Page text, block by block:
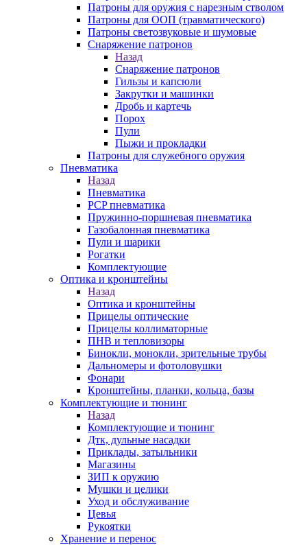
Патроны для оружия с нарезным стволом
Патроны для ООП (травматического)
Патроны светозвуковые и шумовые
Снаряжение патронов
Назад
Снаряжение патронов
Гильзы и капсюли
Закрутки и машинки
Дробь и картечь
Порох
Пули
Пыжи и прокладки
Патроны для служебного оружия
Пневматика
Назад
Пневматика
PCP пневматика
Пружинно-поршневая пневматика
Газобалонная пневматика
Пули и шарики
Рогатки
Комплектующие
Оптика и кронштейны
Назад
Оптика и кронштейны
Прицелы оптические
Прицелы коллиматорные
ПНВ и тепловизоры
Бинокли, монокли, зрительные трубы
Дальномеры и фотоловушки
Фонари
Кронштейны, планки, кольца, базы
Комплектующие и тюнинг
Назад
Комплектующие и тюнинг
Дтк, дульные насадки
Приклады, затыльники
Магазины
ЗИП к оружию
Мушки и целики
Уход и обслуживание
Цевья
Рукоятки
Хранение и перенос